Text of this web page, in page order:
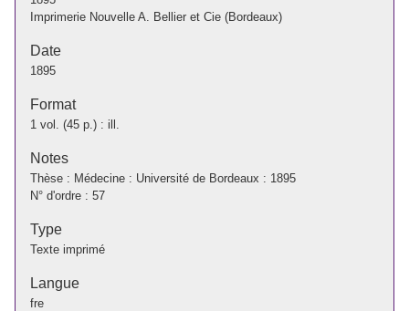
Imprimerie Nouvelle A. Bellier et Cie (Bordeaux)
Date
1895
Format
1 vol. (45 p.) : ill.
Notes
Thèse : Médecine : Université de Bordeaux : 1895
N° d'ordre : 57
Type
Texte imprimé
Langue
fre